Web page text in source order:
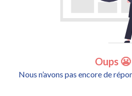
Oups 😬
Nous n’avons pas encore de